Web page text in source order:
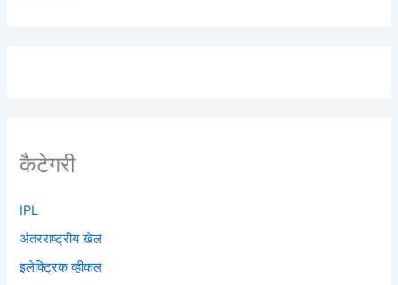
कैटेगरी
IPL
अंतरराष्ट्रीय खेल
इलेक्ट्रिक व्हीकल